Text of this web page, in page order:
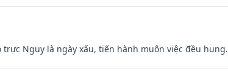
Nguy là ngày xấu, tiến hành muôn việc đều hung.